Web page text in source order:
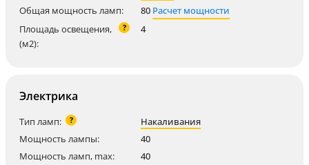
Общая мощность ламп:
80 Расчет мощности
Площадь освещения,
(м2):
? 4
Электрика
Тип ламп: ?
Накаливания
Мощность лампы:
40
Мощность ламп, max:
40